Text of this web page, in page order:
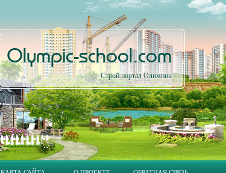
Olympic-school.com
Строй портал Олимпик